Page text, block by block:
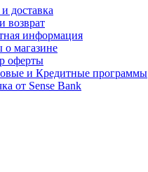
доставка
возврат
информация
магазине
оферты
и Кредитные программы
от Sense Bank